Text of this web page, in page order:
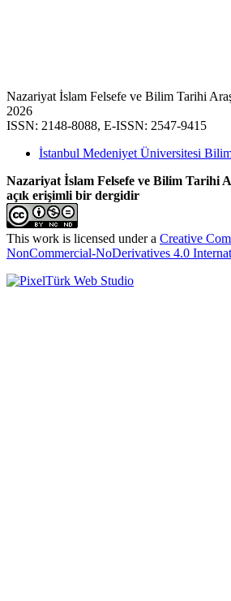
Nazariyat İslam Felsefe ve Bilim Tarihi
2026
ISSN: 2148-8088, E-ISSN: 2547-9415
İstanbul Medeniyet Üniversitesi
Nazariyat İslam Felsefe ve Bilim Tarihi
açık erişimli bir dergidir
This work is licensed under a Creative
NonCommercial-NoDerivatives 4.0